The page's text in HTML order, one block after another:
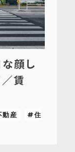
な顔し
賃
産
#住